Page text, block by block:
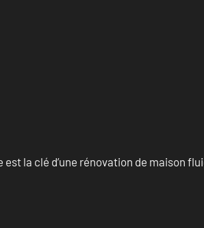
la clé d’une rénovation de maison